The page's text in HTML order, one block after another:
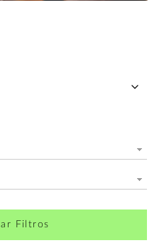
Filtros